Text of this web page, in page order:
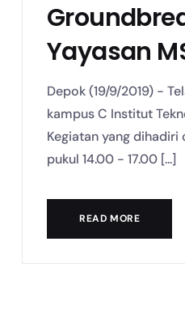
Yayasan
Depok (19/9/2019) -
kampus C Institut
Kegiatan yang dihadiri
pukul 14.00 - 17.00 [...]
READ MORE